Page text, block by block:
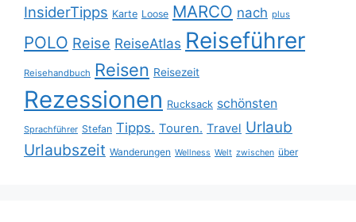
InsiderTipps Karte Loose MARCO nach plus
POLO Reise ReiseAtlas Reiseführer
Reisehandbuch Reisen Reisezeit
Rezessionen Rucksack schönsten
Sprachführer Stefan Tipps. Touren. Travel Urlaub
Urlaubszeit Wanderungen Wellness Welt zwischen über